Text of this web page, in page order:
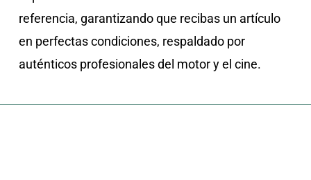
referencia, garantizando que recibas un artículo
en perfectas condiciones, respaldado por
auténticos profesionales del motor y el cine.